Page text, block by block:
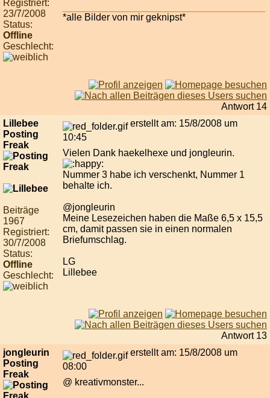
Registriert:
23/7/2008
Status:
Offline
Geschlecht:
*alle Bilder von mir geknipst*
Antwort 14
Lillebee
Posting
Freak
Beiträge
1967
Registriert:
30/7/2008
Status:
Offline
Geschlecht:
erstellt am: 15/8/2008 um
10:45
Vielen Dank haekelhexe und jongleurin.
Nummer 3 habe ich verschenkt, Nummer 1
behalte ich.
@jongleurin
Meine Lesezeichen haben die Maße 6,5 x 15,5
cm, damit passen sie in einen normalen
Briefumschlag.
LG
Lillebee
Antwort 13
jongleurin
Posting
Freak
erstellt am: 15/8/2008 um
08:00
@ kreativmonster...